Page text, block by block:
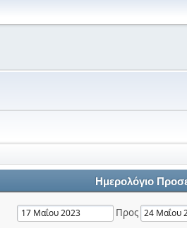
Ημερολόγιο
Προς